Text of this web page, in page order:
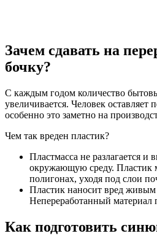
Зачем сдавать на
бочку?
С каждым годом количество
увеличивается. Человек оставляет
особенно это заметно на
Чем так вреден пластик?
Пластмасса не разлагается и
окружающую среду. Пластик
полигонах, уходя под слои
Пластик наносит вред живым
Непереработанный материал
Как подготовить